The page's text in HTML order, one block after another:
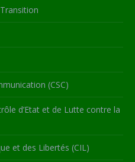
(CSC)
d’Etat et de Lutte contre la
et des Libertés (CIL)